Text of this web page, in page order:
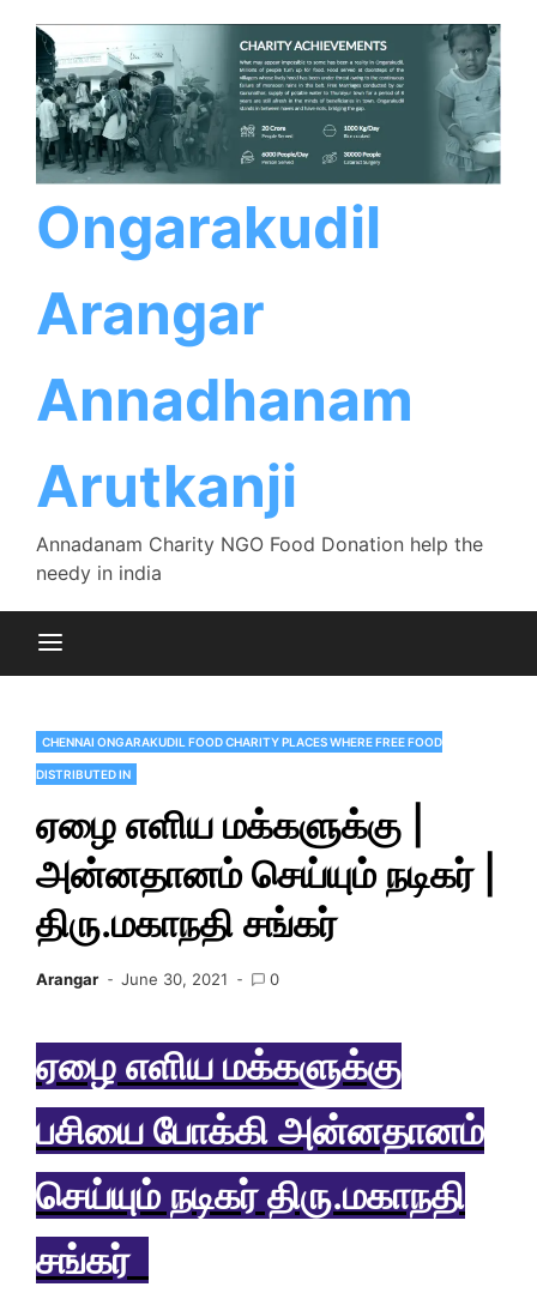
Ongarakudil
Arangar
Annadhanam
Arutkanji
Annadanam Charity NGO Food Donation help the
needy in india
CHENNAI ONGARAKUDIL FOOD CHARITY PLACES WHERE FREE FOOD
DISTRIBUTED IN
ஏழை எளிய மக்களுக்கு |
அன்னதானம் செய்யும் நடிகர் |
திரு.மகாநதி சங்கர்
Arangar June 30, 2021 0
ஏழை எளிய மக்களுக்கு
பசியை போக்கி அன்னதானம்
செய்யும் நடிகர் திரு.மகாநதி
சங்கர்